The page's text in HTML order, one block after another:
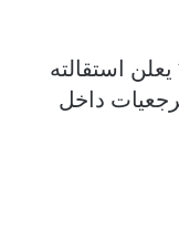
استقالته
داخل